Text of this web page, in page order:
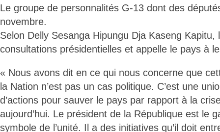
Le groupe de personnalités G-13 dont des
novembre.
Selon Delly Sesanga Hipungu Dja Kaseng
consultations présidentielles et appelle le pays à
« Nous avons dit en ce qui nous concerne que
la Nation n’est pas un cas politique. C’est une
d’actions pour sauver le pays par rapport à la
aujourd’hui. Le président de la République est le
symbole de l’unité. Il a des initiatives qu’il doit